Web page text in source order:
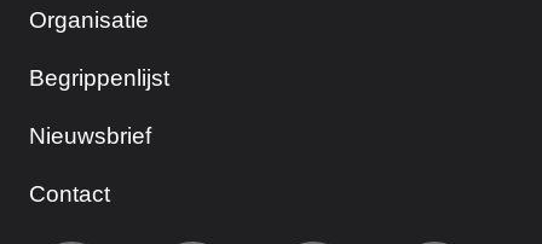
Organisatie
Begrippenlijst
Nieuwsbrief
Contact